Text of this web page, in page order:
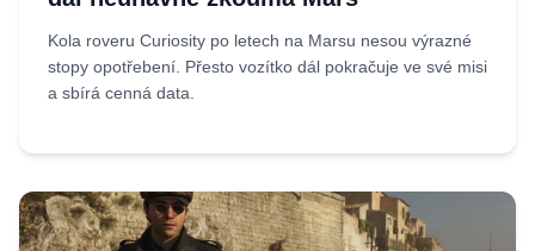
Kola roveru Curiosity po letech na Marsu nesou výrazné
stopy opotřebení. Přesto vozítko dál pokračuje ve své misi
a sbírá cenná data.